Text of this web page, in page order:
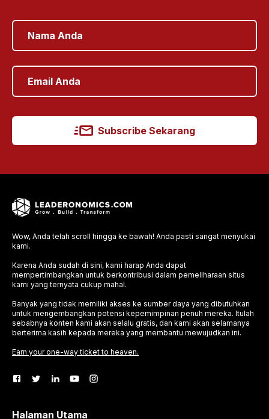
Subscribe Sekarang
Wow, Anda telah scroll hingga ke bawah! Anda pasti sangat menyukai
kami.
Karena Anda sudah di sini, kami harap Anda dapat
mempertimbangkan untuk berkontribusi dalam pemeliharaan situs
kami yang ternyata cukup mahal.
Banyak yang tidak memiliki akses ke sumber daya yang dibutuhkan
untuk mengembangkan potensi kepemimpinan penuh mereka. Itulah
sebabnya konten kami akan selalu gratis, dan kami akan selamanya
berterima kasih kepada mereka yang membantu mewujudkan ini.
Earn your one-way ticket to heaven.
Halaman Utama